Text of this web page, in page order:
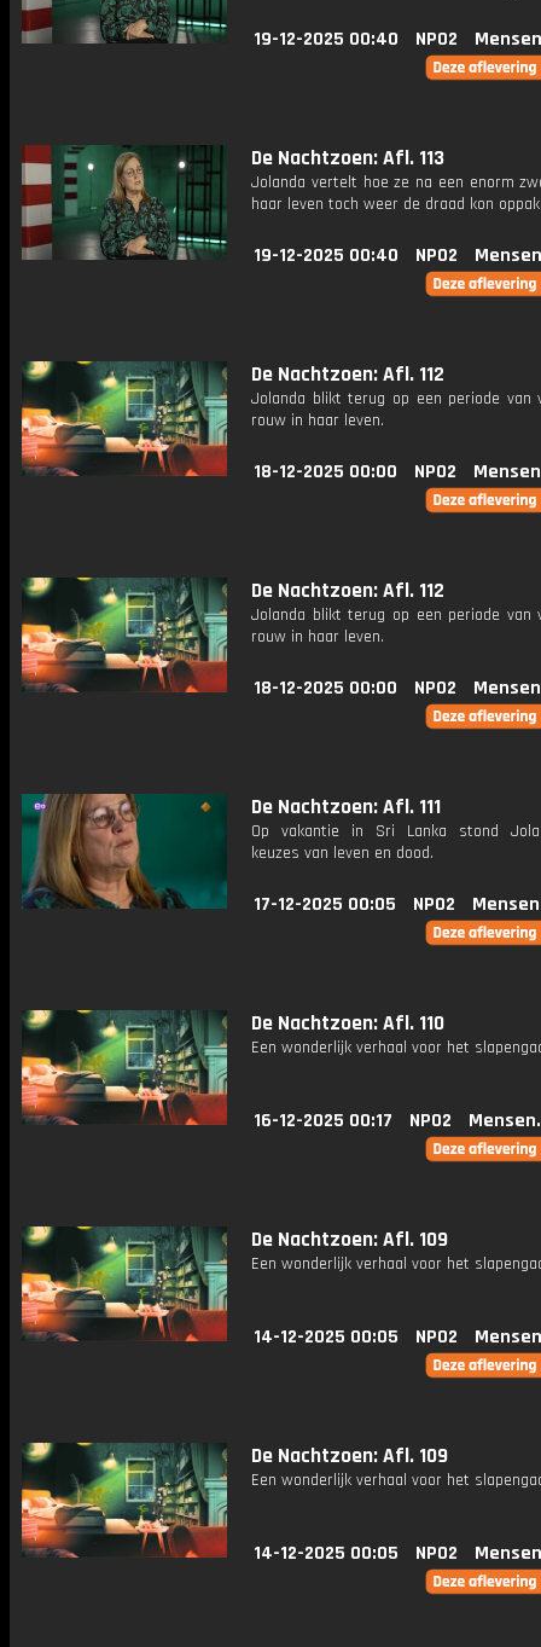
19-12-2025 00:40 NPO2
De Nachtzoen: Afl. 113
Jolanda vertelt hoe ze na een enorm
haar leven toch weer de draad kon
19-12-2025 00:40 NPO2
De Nachtzoen: Afl. 112
Jolanda blikt terug op een periode van
rouw in haar leven.
18-12-2025 00:00 NPO2
De Nachtzoen: Afl. 112
Jolanda blikt terug op een periode van
rouw in haar leven.
18-12-2025 00:00 NPO2
De Nachtzoen: Afl. 111
Op vakantie in Sri Lanka stond
keuzes van leven en dood.
17-12-2025 00:05 NPO2
De Nachtzoen: Afl. 110
Een wonderlijk verhaal voor het
16-12-2025 00:17 NPO2
De Nachtzoen: Afl. 109
Een wonderlijk verhaal voor het
14-12-2025 00:05 NPO2
De Nachtzoen: Afl. 109
Een wonderlijk verhaal voor het
14-12-2025 00:05 NPO2